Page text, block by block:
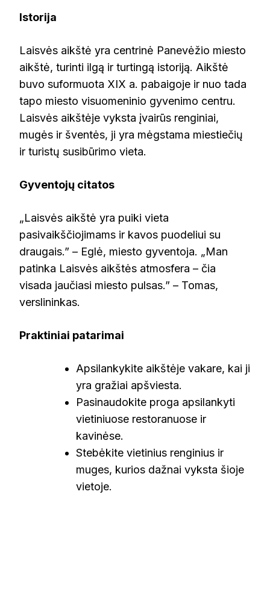
https://commons.wikimedia.org/w/index.php?
Istorija
Laisvės aikštė yra centrinė Panevėžio miesto
aikštė, turinti ilgą ir turtingą istoriją. Aikštė
buvo suformuota XIX a. pabaigoje ir nuo tada
tapo miesto visuomeninio gyvenimo centru.
Laisvės aikštėje vyksta įvairūs renginiai,
mugės ir šventės, ji yra mėgstama miestiečių
ir turistų susibūrimo vieta.
Gyventojų citatos
„Laisvės aikštė yra puiki vieta
pasivaikščiojimams ir kavos puodeliui su
draugais.” – Eglė, miesto gyventoja. „Man
patinka Laisvės aikštės atmosfera – čia
visada jaučiasi miesto pulsas.” – Tomas,
verslininkas.
Praktiniai patarimai
Apsilankykite aikštėje vakare, kai ji
yra gražiai apšviesta.
Pasinaudokite proga apsilankyti
vietiniuose restoranuose ir
kavinėse.
Stebėkite vietinius renginius ir
muges, kurios dažnai vyksta šioje
vietoje.